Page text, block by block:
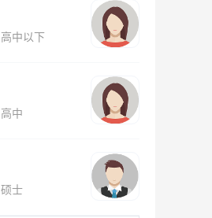
高中以下
高中
硕士